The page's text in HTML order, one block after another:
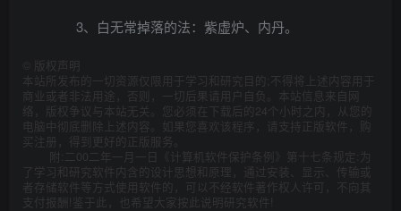
3、白无常掉落的法：紫虚炉、内丹。
版权声明
本站所发布的一切资源仅限用于学习和研究目的;不得将上述内容用于
商业或者非法用途，否则，一切后果请用户自负。本站信息来自网
络，版权争议与本站无关。您必须在下载后的24个小时之内，从您的
电脑中彻底删除上述内容。如果您喜欢该程序，请支持正版软件，购
买注册，得到更好的正版服务。
附:二00二年一月一日《计算机软件保护条例》第十七条规定:为
了学习和研究软件内含的设计思想和原理，通过安装、显示、传输或
者存储软件等方式使用软件的，可以不经软件著作权人许可，不向其
支付报酬!鉴于此，也希望大家按此说明研究软件!